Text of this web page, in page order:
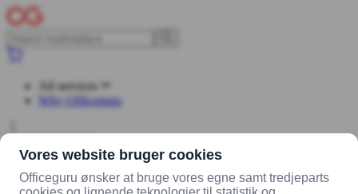
All services
Why Officeguru